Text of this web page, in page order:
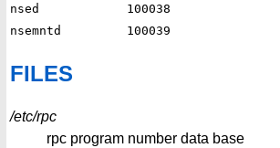
nsed		100038
FILES
/etc/rpc
rpc program number data base